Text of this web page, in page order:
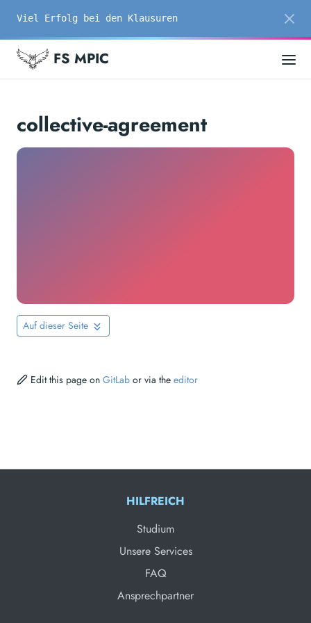
Viel Erfolg bei den Klausuren
FS MPIC
collective-agreement
Auf dieser Seite
Edit this page on GitLab or via the editor
HILFREICH
Studium
Unsere Services
FAQ
Ansprechpartner